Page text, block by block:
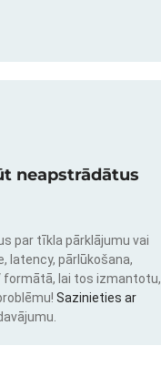
neapstrādātus
par tīkla pārklājumu vai
latency, pārlūkošana,
formātā, lai tos izmantotu,
Sazinieties ar